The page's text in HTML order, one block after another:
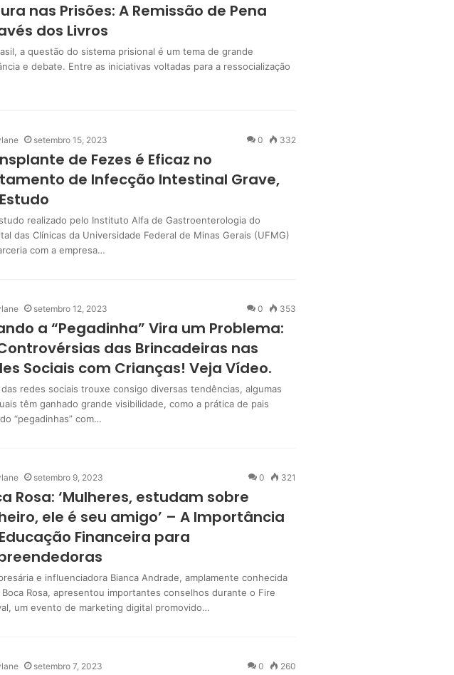
nas Prisões: A Remissão de Pena
dos Livros
a questão do sistema prisional é um tema de grande
e debate. Entre as iniciativas voltadas para a ressocialização
setembro 15, 2023 0 332
de Fezes é Eficaz no
de Infecção Intestinal Grave,
realizado pelo Instituto Alfa de Gastroenterologia do
das Clínicas da Universidade Federal de Minas Gerais (UFMG)
com a empresa…
setembro 12, 2023 0 353
a “Pegadinha” Vira um Problema:
das Brincadeiras nas
Sociais com Crianças! Veja Vídeo.
redes sociais trouxe consigo diversas tendências, algumas
têm ganhado grande visibilidade, como a prática de pais
“pegadinhas” com…
setembro 9, 2023 0 321
Rosa: ‘Mulheres, estudam sobre
ele é seu amigo’ – A Importância
Financeira para
e influenciadora Bianca Andrade, amplamente conhecida
Boca Rosa, apresentou importantes conselhos durante o Fire
um evento de marketing digital promovido…
setembro 7, 2023 0 260